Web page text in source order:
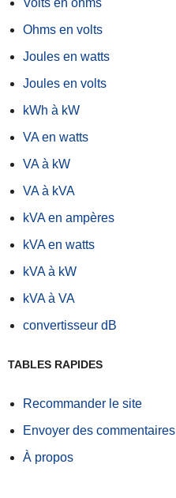
Volts en ohms
Ohms en volts
Joules en watts
Joules en volts
kWh à kW
VA en watts
VA à kW
VA à kVA
kVA en ampères
kVA en watts
kVA à kW
kVA à VA
convertisseur dB
TABLES RAPIDES
Recommander le site
Envoyer des commentaires
À propos